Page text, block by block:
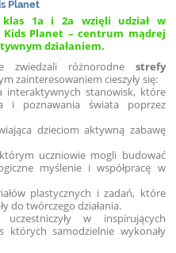
Planet
1a i 2a wzięli udział w
Planet – centrum mądrej
działaniem.
zwiedzali różnorodne strefy
zainteresowaniem cieszyły się:
interaktywnych stanowisk, które
i poznawania świata poprzez
dzieciom aktywną zabawę
uczniowie mogli budować
myślenie i współpracę w
plastycznych i zadań, które
do twórczego działania.
w inspirujących
których samodzielnie wykonały